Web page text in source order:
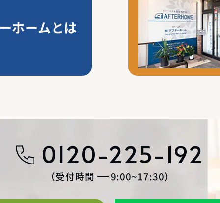
ホームとは
0120-225-192
受付時間 9:00~17:30